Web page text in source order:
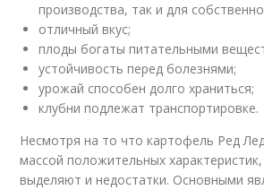
производства, так и для
отличный вкус;
плоды богаты питательными
устойчивость перед болезнями;
урожай способен долго храниться;
клубни подлежат транспортировке.
Несмотря на то что картофель Ред
массой положительных
выделяют и недостатки. Основными